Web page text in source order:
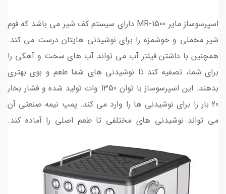
اسپرسوساز مایر MR-1500 دارای سیستم کف شیر می باشد که فوم
شیر مخملی و خوشمزه را برای نوشیدنی هایتان درست می کند.
همچنین با داشتن فیلتر آب می تواند آب های سخت و آهکی را
برای شما، تصفیه کند تا نوشیدنی های شما طعم و بوی بهتری
بدهند. این اسپرسوساز با توان 1350 وات تولید شده و فشار بخار
20 بار را برای نوشیدنی ها را وارد می کند. پمپ نیمه صنعتی آن
می تواند نوشیدنی های مختلفی تا طعم اصلی را آماده کند.